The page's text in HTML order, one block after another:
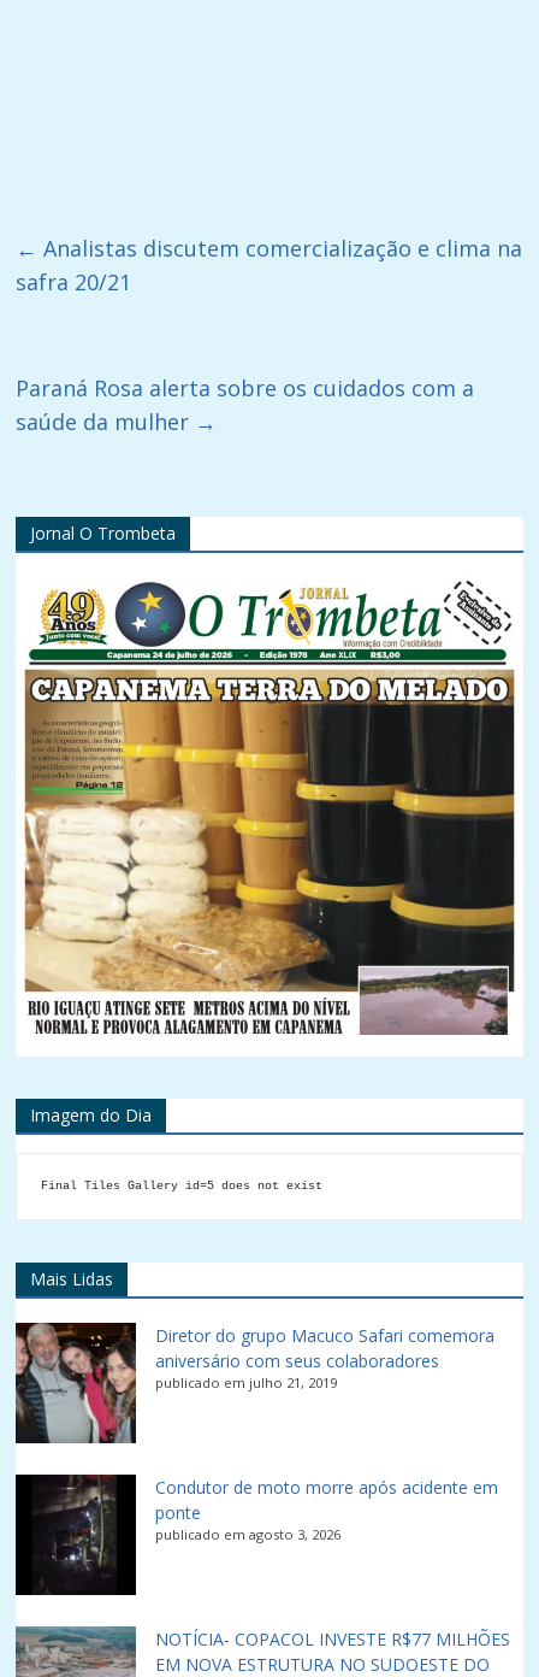
← Analistas discutem comercialização e clima na
safra 20/21
Paraná Rosa alerta sobre os cuidados com a
saúde da mulher →
Jornal O Trombeta
Imagem do Dia
Final Tiles Gallery id=5 does not exist
Mais Lidas
Diretor do grupo Macuco Safari comemora
aniversário com seus colaboradores
publicado em julho 21, 2019
Condutor de moto morre após acidente em
ponte
publicado em agosto 3, 2026
NOTÍCIA- COPACOL INVESTE R$77 MILHÕES
EM NOVA ESTRUTURA NO SUDOESTE DO